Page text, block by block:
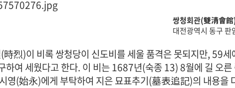
쌍청회관(雙淸會館
대전광역시 동구 판
時烈)이 비록 쌍청당이 신도비를 세울 품격은 못되지만, 59
하여 세웠다고 한다. 이 비는 1687년(숙종 13) 8월에 길 오
영(始永)에게 부탁하여 지은 묘표추기(墓表追記)의 내용을